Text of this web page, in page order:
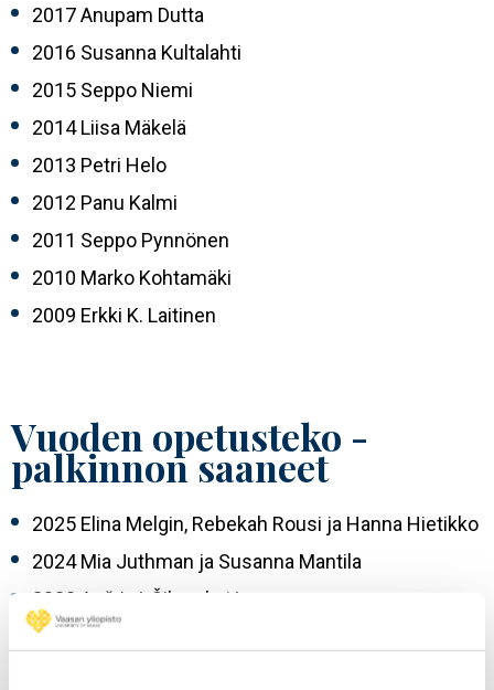
2017 Anupam Dutta
2016 Susanna Kultalahti
2015 Seppo Niemi
2014 Liisa Mäkelä
2013 Petri Helo
2012 Panu Kalmi
2011 Seppo Pynnönen
2010 Marko Kohtamäki
2009 Erkki K. Laitinen
Vuoden opetusteko -
palkinnon saaneet
2025 Elina Melgin, Rebekah Rousi ja Hanna Hietikko
2024 Mia Juthman ja Susanna Mantila
2023 Aušrinė Šilenskytė
2022 Minnie Kontkanen